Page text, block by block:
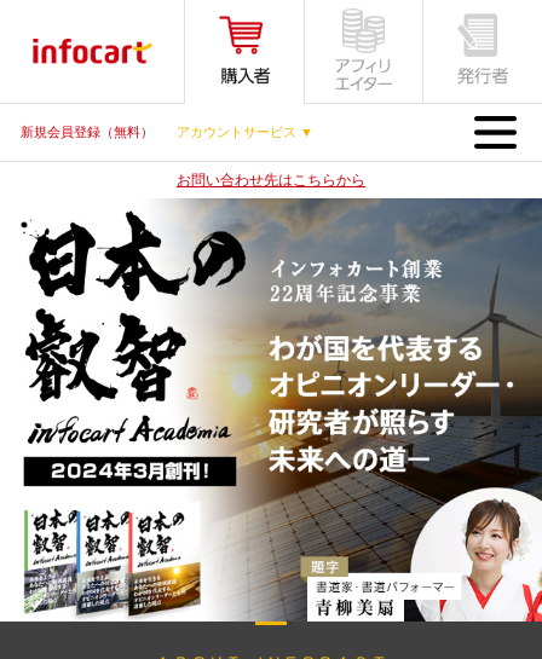
新規会員登録（無料） アカウントサービス ▼ MENU
お問い合わせ先はこちらから